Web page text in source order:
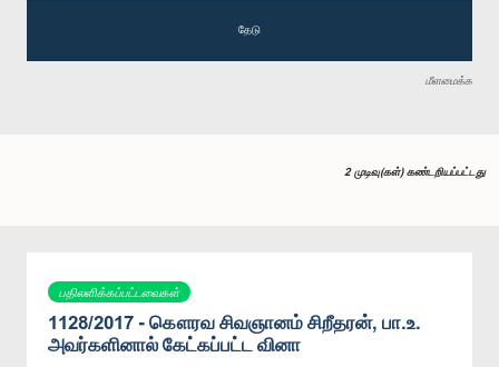
தேடு
மீளமைக்க
2 முடிவு(கள்) கண்டறியப்பட்டது
பதிலளிக்கப்பட்டவைகள்
1128/2017 - கௌரவ சிவஞானம் சிறீதரன், பா.உ.
அவர்களினால் கேட்கப்பட்ட வினா